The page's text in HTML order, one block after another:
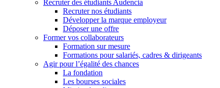
Recruter des étudiants Audencia
Recruter nos étudiants
Développer la marque employeur
Déposer une offre
Former vos collaborateurs
Formation sur mesure
Formations pour salariés, cadres & dirigeants
Agir pour l’égalité des chances
La fondation
Les bourses sociales